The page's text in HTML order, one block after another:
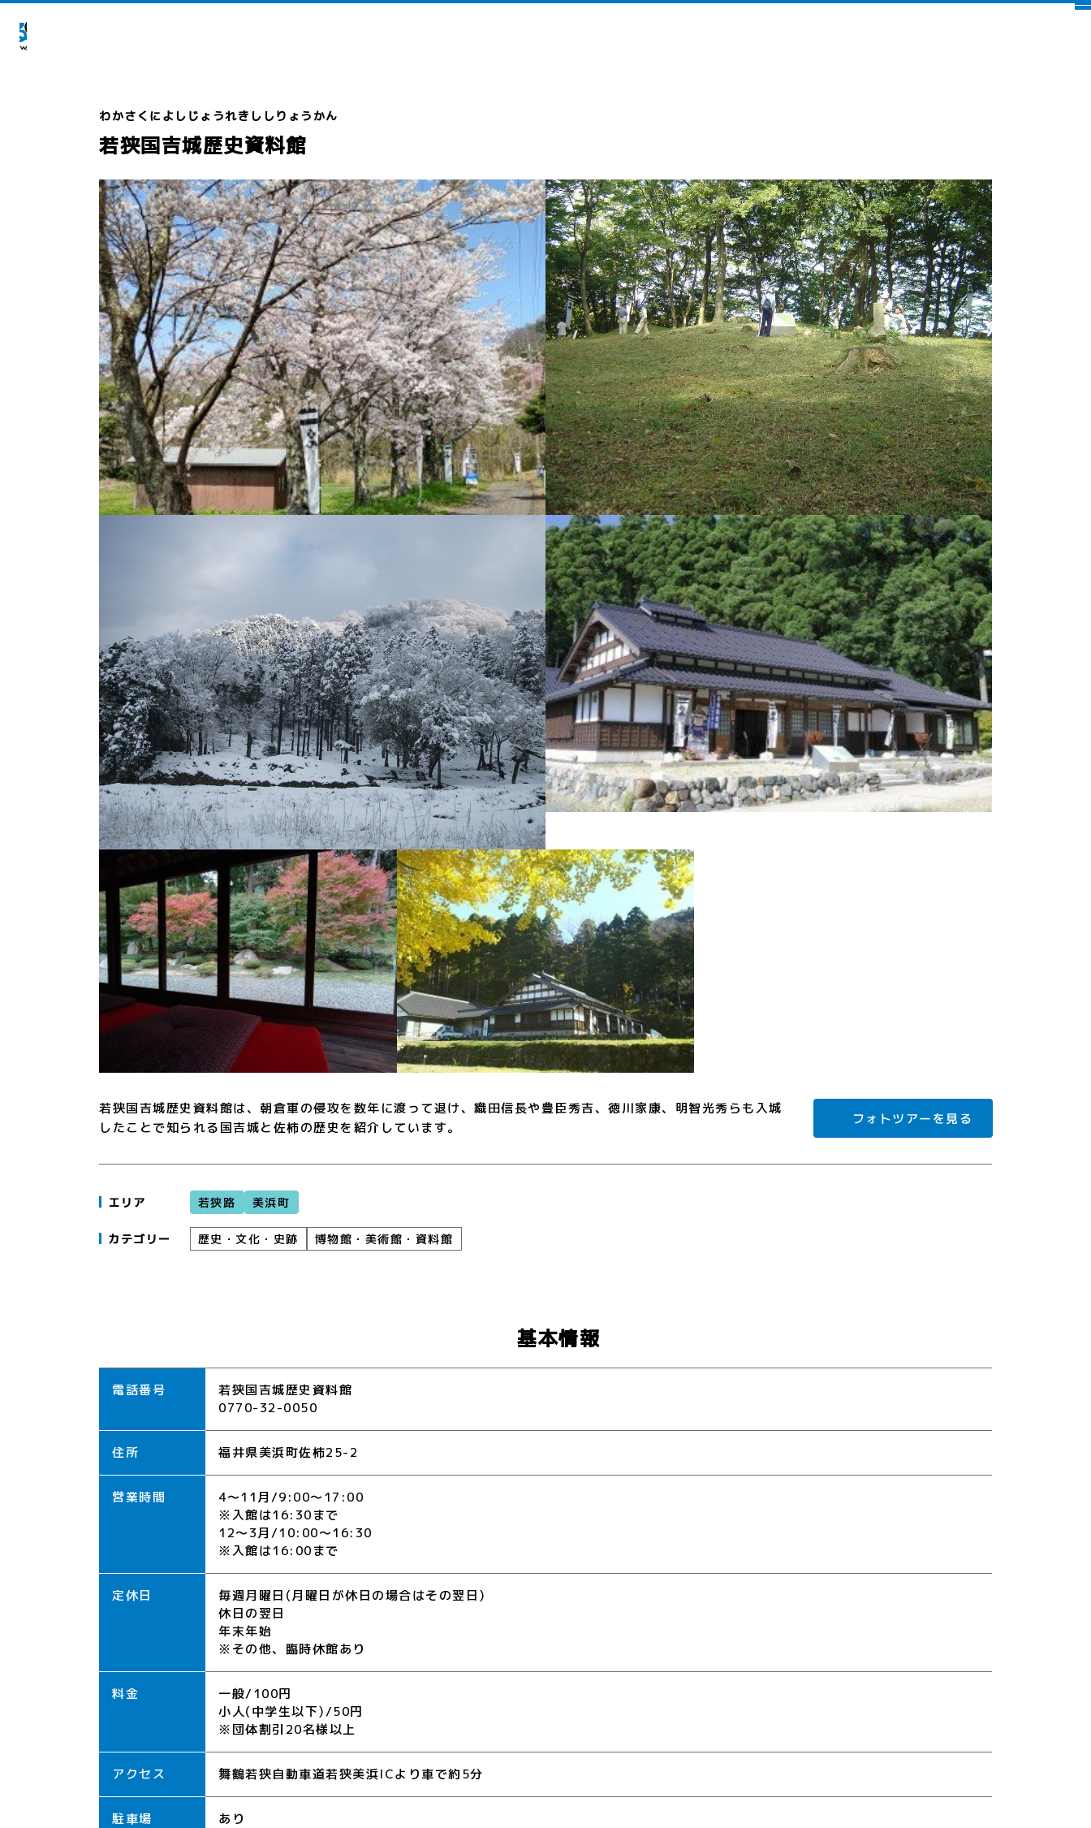
若狭国吉城歴史資料館
若狭国吉城歴史資料館は、朝倉軍の侵攻を数年に渡って退け、織田信長や豊臣秀吉、徳川家康、明智光秀らも入城
したことで知られる国吉城と佐柿の歴史を紹介しています。
フォトツアーを見る
エリア 若狭路 美浜町
カテゴリー 歴史・文化・史跡 博物館・美術館・資料館
基本情報
電話番号
若狭国吉城歴史資料館
0770-32-0050
住所 福井県美浜町佐柿25-2
営業時間
4～11月/9:00～17:00
※入館は16:30まで
12～3月/10:00～16:30
※入館は16:00まで
定休日
毎週月曜日(月曜日が休日の場合はその翌日)
休日の翌日
年末年始
※その他、臨時休館あり
料金
一般/100円
小人(中学生以下)/50円
※団体割引20名様以上
アクセス 舞鶴若狭自動車道若狭美浜ICより車で約5分
駐車場 あり